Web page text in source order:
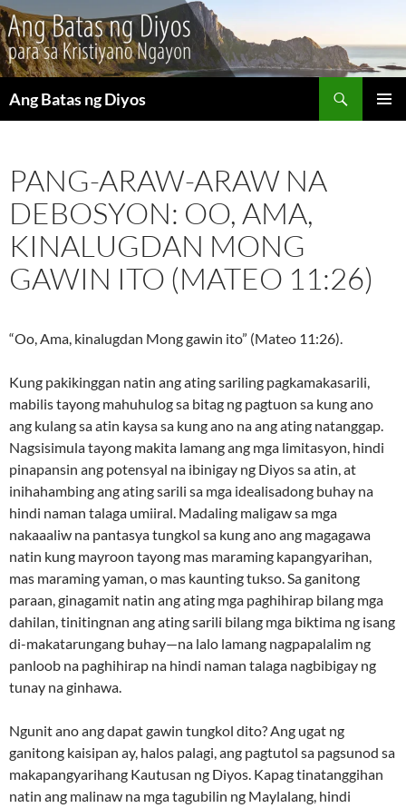
Ang Batas ng Diyos
PANG-ARAW-ARAW NA
DEBOSYON: OO, AMA,
KINALUGDAN MONG
GAWIN ITO (MATEO 11:26)
“Oo, Ama, kinalugdan Mong gawin ito” (Mateo 11:26).
Kung pakikinggan natin ang ating sariling pagkamakasarili,
mabilis tayong mahuhulog sa bitag ng pagtuon sa kung ano
ang kulang sa atin kaysa sa kung ano na ang ating natanggap.
Nagsisimula tayong makita lamang ang mga limitasyon, hindi
pinapansin ang potensyal na ibinigay ng Diyos sa atin, at
inihahambing ang ating sarili sa mga idealisadong buhay na
hindi naman talaga umiiral. Madaling maligaw sa mga
nakaaaliw na pantasya tungkol sa kung ano ang magagawa
natin kung mayroon tayong mas maraming kapangyarihan,
mas maraming yaman, o mas kaunting tukso. Sa ganitong
paraan, ginagamit natin ang ating mga paghihirap bilang mga
dahilan, tinitingnan ang ating sarili bilang mga biktima ng isang
di-makatarungang buhay—na lalo lamang nagpapalalim ng
panloob na paghihirap na hindi naman talaga nagbibigay ng
tunay na ginhawa.
Ngunit ano ang dapat gawin tungkol dito? Ang ugat ng
ganitong kaisipan ay, halos palagi, ang pagtutol sa pagsunod sa
makapangyarihang Kautusan ng Diyos. Kapag tinatanggihan
natin ang malinaw na mga tagubilin ng Maylalang, hindi